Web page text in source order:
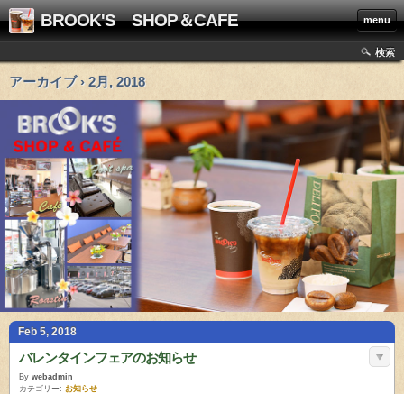
BROOK'S SHOP＆CAFE menu
検索
アーカイブ › 2月, 2018
Feb 5, 2018
バレンタインフェアのお知らせ
By webadmin
カテゴリー: お知らせ